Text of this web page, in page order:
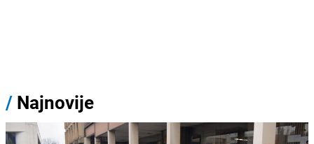
/ Najnovije